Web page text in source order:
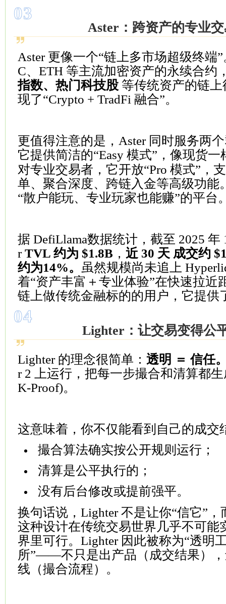
03
Aster：跨资产的专业
Aster 更像一个“链上多市场超级终端
C、 ETH 等主流加密资产的永续合约
指数、热门科技股 等传统资产的链
现了“Crypto + TradFi 融合”。
更值得注意的是，Aster 同时服务两
它提供简洁的“Easy 模式”，像现货一
对专业交易者，它开放“Pro 模式”，
单、聚合深度、跨链入金等高级功能
“散户能玩、专业玩家也能赚”的平台
据 DefiLlama数据统计，截至 2025 年
rTVL 约为 $1.8B ， 近 30 天 成交约
约为14%。
虽然规模尚未追上
着“资产丰富＋专业体验”在快速拉近
链上做传统金融标的的用户，它提供
04
Lighter：让交易变得公
Lighter 的理念很简单： 透明 ＝ 信任
r 2 上运行，把每一步撮合和清算都
K-Proof)。
这意味着，你不仅能看到自己的成交
撮合算法确实按公开规则运行；
清算是公平执行的；
没有后台修改或提前强平。
换句话说，Lighter 不是让你“信它”，
这种设计在传统交易世界几乎不可能
界里可行。 Lighter 因此被称为“透明
所”——不只是出产品（成交结果）
线（撮合流程）。